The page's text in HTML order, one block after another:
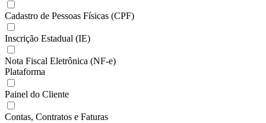
Cadastro de Pessoas Físicas (CPF)
Inscrição Estadual (IE)
Nota Fiscal Eletrônica (NF-e)
Plataforma
Painel do Cliente
Contas, Contratos e Faturas